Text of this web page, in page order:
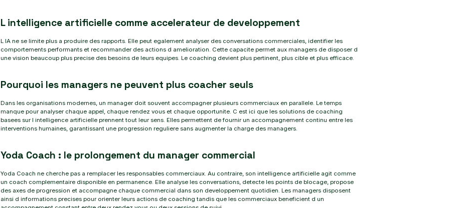
L intelligence artificielle comme accelerateur de developpement
L IA ne se limite plus a produire des rapports. Elle peut egalement analyser des conversations commerciales, identifier les
comportements performants et recommander des actions d amelioration. Cette capacite permet aux managers de disposer d
une vision beaucoup plus precise des besoins de leurs equipes. Le coaching devient plus pertinent, plus cible et plus efficace.
Pourquoi les managers ne peuvent plus coacher seuls
Dans les organisations modernes, un manager doit souvent accompagner plusieurs commerciaux en parallele. Le temps
manque pour analyser chaque appel, chaque rendez vous et chaque opportunite. C est ici que les solutions de coaching
basees sur l intelligence artificielle prennent tout leur sens. Elles permettent de fournir un accompagnement continu entre les
interventions humaines, garantissant une progression reguliere sans augmenter la charge des managers.
Yoda Coach : le prolongement du manager commercial
Yoda Coach ne cherche pas a remplacer les responsables commerciaux. Au contraire, son intelligence artificielle agit comme
un coach complementaire disponible en permanence. Elle analyse les conversations, detecte les points de blocage, propose
des axes de progression et accompagne chaque commercial dans son developpement quotidien. Les managers disposent
ainsi d informations precises pour orienter leurs actions de coaching tandis que les commerciaux beneficient d un